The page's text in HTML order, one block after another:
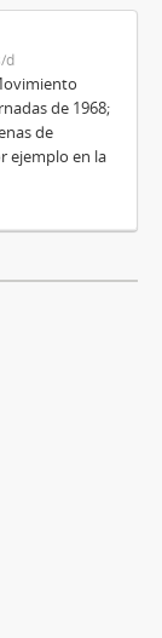
d
de 1968;
de
ejemplo en la